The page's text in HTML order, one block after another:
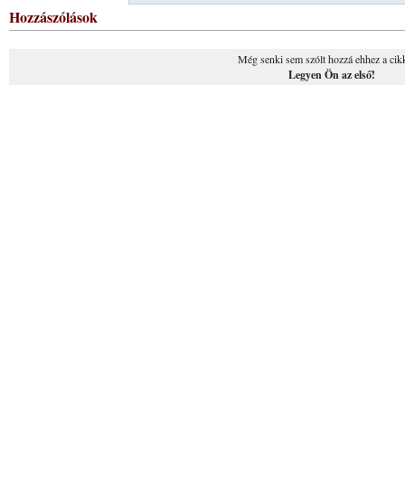
Hozzászólások
Még senki sem szólt hozzá ehhez a
Legyen Ön az első!